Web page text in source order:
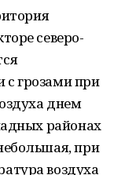
северо-
грозами при
днем
районах
при
воздуха